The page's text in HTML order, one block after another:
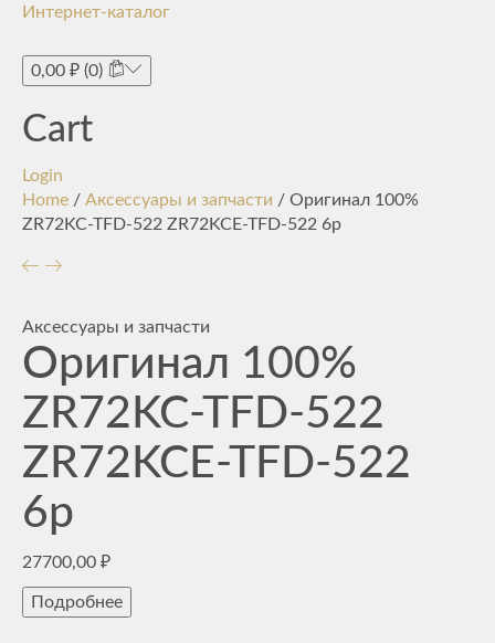
Интернет-каталог
0,00 ₽ (0)
Cart
Login
Home / Аксессуары и запчасти / Оригинал 100%
ZR72KC-TFD-522 ZR72KCE-TFD-522 6p
Аксессуары и запчасти
Оригинал 100%
ZR72KC-TFD-522
ZR72KCE-TFD-522
6p
27700,00 ₽
Подробнее